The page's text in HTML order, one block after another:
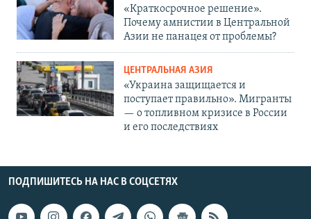
«Краткосрочное решение».
Почему амнистии в Центральной
Азии не панацея от проблемы?
ЦЕНТРАЛЬНАЯ АЗИЯ
«Украина защищается и
поступает правильно». Мигранты
— о топливном кризисе в России
и его последствиях
ПОДПИШИТЕСЬ НА НАС В СОЦСЕТЯХ